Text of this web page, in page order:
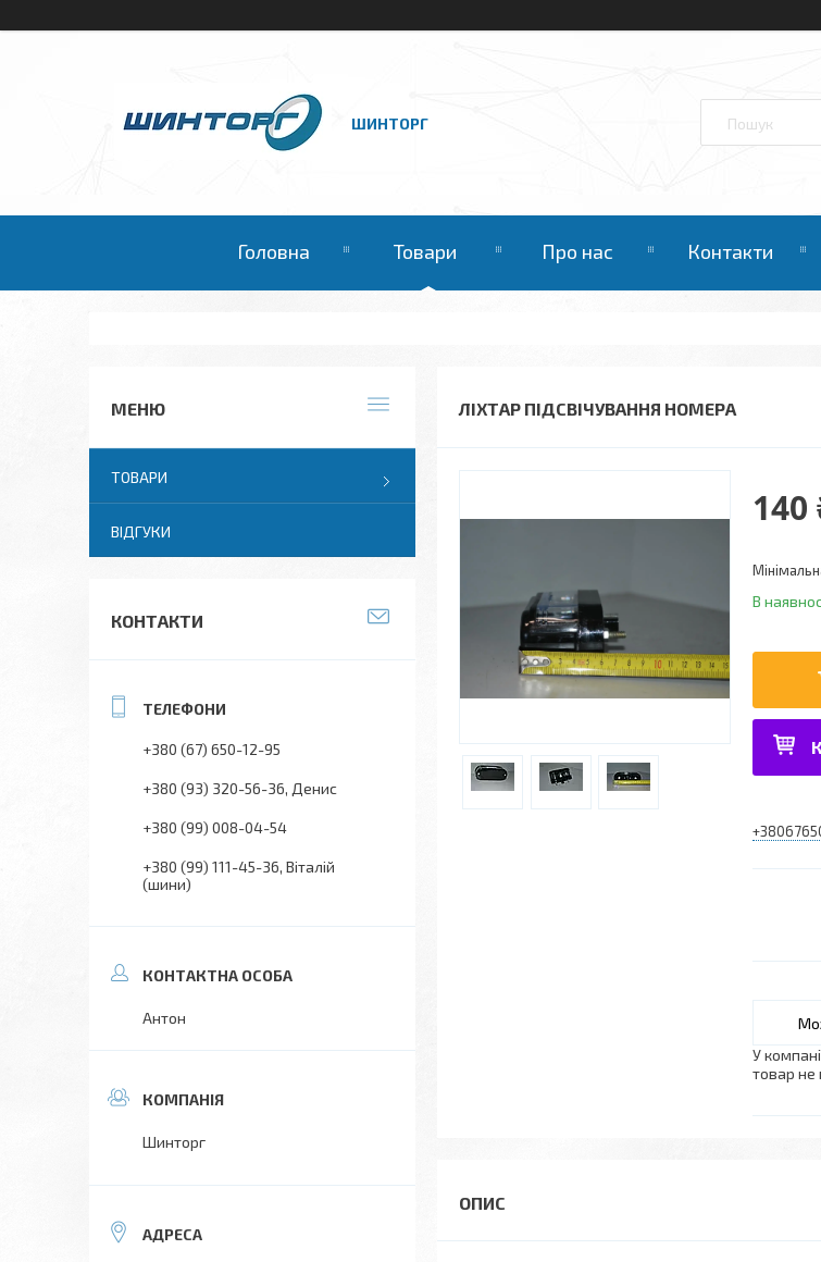
ШИНТОРГ
Головна Товари Про нас Контакти
ЛІХТАР ПІДСВІЧУВАННЯ НОМЕРА
140
В
У
товар не
ТОВАРИ
ВІДГУКИ
КОНТАКТИ
+380 (67) 650-12-95
+380 (93) 320-56-36 Денис
+380 (99) 008-04-54
+380 (99) 111-45-36 Віталій
(шини)
Антон
Шинторг